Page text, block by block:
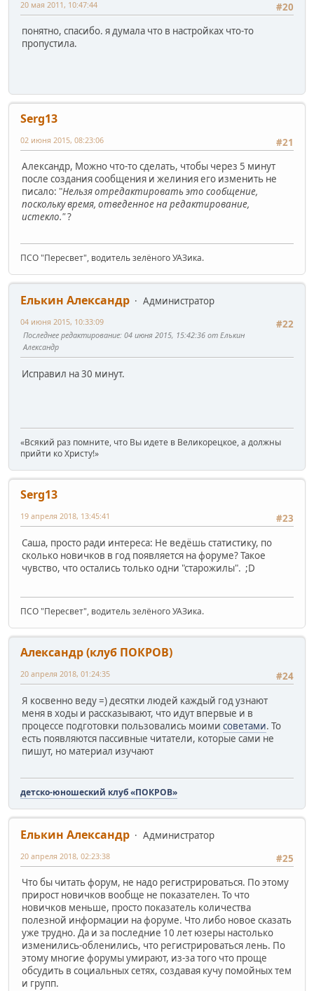
#20
20 мая 2011, 10:47:44
понятно, спасибо. я думала что в настройках что-то
пропустила.
Serg13
#21
02 июня 2015, 08:23:06
Александр, Можно что-то сделать, чтобы через 5 минут
после создания сообщения и желиния его изменить не
писало: "Нельзя отредактировать это сообщение,
поскольку время, отведенное на редактирование,
истекло."?
ПСО "Пересвет", водитель зелёного УАЗика.
Елькин Александр
Администратор
#22
04 июня 2015, 10:33:09
Последнее редактирование: 04 июня 2015, 15:42:36 от Елькин
Александр
Исправил на 30 минут.
«Всякий раз помните, что Вы идете в Великорецкое, а должны
прийти ко Христу!»
Serg13
#23
19 апреля 2018, 13:45:41
Саша, просто ради интереса: Не ведёшь статистику, по
сколько новичков в год появляется на форуме? Такое
чувство, что остались только одни "старожилы". ;D
ПСО "Пересвет", водитель зелёного УАЗика.
Александр (клуб ПОКРОВ)
#24
20 апреля 2018, 01:24:35
Я косвенно веду =) десятки людей каждый год узнают
меня в ходы и рассказывают, что идут впервые и в
процессе подготовки пользовались моими советами. То
есть появляются пассивные читатели, которые сами не
пишут, но материал изучают
детско-юношеский клуб «ПОКРОВ»
Елькин Александр
Администратор
#25
20 апреля 2018, 02:23:38
Что бы читать форум, не надо регистрироваться. По этому
прирост новичков вообще не показателен. То что
новичков меньше, просто показатель количества
полезной информации на форуме. Что либо новое сказать
уже трудно. Да и за последние 10 лет юзеры настолько
изменились-обленились, что регистрироваться лень. По
этому многие форумы умирают, из-за того что проще
обсудить в социальных сетях, создавая кучу помойных тем
и групп.